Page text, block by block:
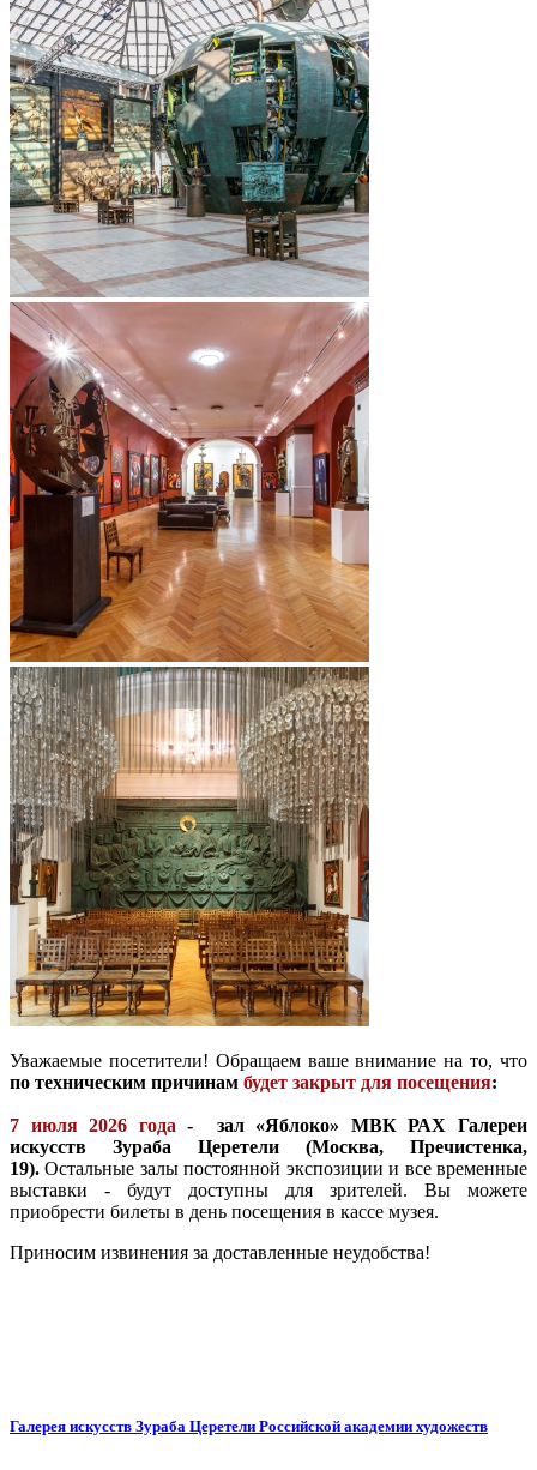
Уважаемые посетители! Обращаем ваше внимание на то, что
по техническим причинам будет закрыт для посещения:
7 июля 2026 года
- зал «Яблоко» МВК РАХ Галереи
искусств Зураба Церетели (Москва, Пречистенка,
19).Остальные залы постоянной экспозиции и все временные
выставки - будут доступны для зрителей. Вы можете
приобрести билеты в день посещения в кассе музея.
Приносим извинения за доставленные неудобства!
Галерея искусств Зураба Церетели Российской академии художеств